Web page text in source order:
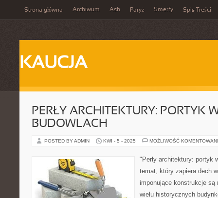
Strona główna Archiwum Ash Paryż Smerfy Spis Treści
KAUCJA
PERŁY ARCHITEKTURY: PORTYK
BUDOWLACH
POSTED BY ADMIN KWI - 5 - 2025 MOŻLIWOŚĆ
"Perły architektury: portyk
temat, który zapiera dech
imponujące konstrukcje są
wielu historycznych